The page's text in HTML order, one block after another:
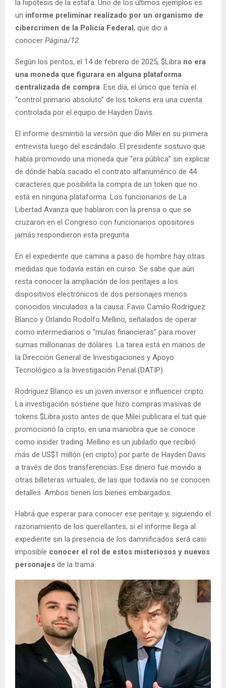
la hipótesis de la estafa. Uno de los últimos ejemplos es
un informe preliminar realizado por un organismo de
cibercrimen de la Policía Federal , que dio a
conocer Página/12.
Según los peritos, el 14 de febrero de 2025, $Libra no era
una moneda que figurara en alguna plataforma
centralizada de compra. Ese día, el único que tenía el
“control primario absoluto” de los tokens era una cuenta
controlada por el equipo de Hayden Davis.
El informe desmintió la versión que dio Milei en su primera
entrevista luego del escándalo. El presidente sostuvo que
había promovido una moneda que “era pública” sin explicar
de dónde había sacado el contrato alfanumérico de 44
caracteres que posibilita la compra de un token que no
está en ninguna plataforma. Los funcionarios de La
Libertad Avanza que hablaron con la prensa o que se
cruzaron en el Congreso con funcionarios opositores
jamás respondieron esta pregunta.
En el expediente que camina a paso de hombre hay otras
medidas que todavía están en curso. Se sabe que aún
resta conocer la ampliación de los peritajes a los
dispositivos electrónicos de dos personajes menos
conocidos vinculados a la causa: Favio Camilo Rodríguez
Blanco y Orlando Rodolfo Mellino, señalados de operar
como intermediarios o “mulas financieras” para mover
sumas millonarias de dólares. La tarea está en manos de
la Dirección General de Investigaciones y Apoyo
Tecnológico a la Investigación Penal (DATIP).
Rodríguez Blanco es un joven inversor e influencer cripto.
La investigación sostiene que hizo compras masivas de
tokens $Libra justo antes de que Milei publicara el tuit que
promocionó la cripto, en una maniobra que se conoce
como insider trading. Mellino es un jubilado que recibió
más de US$1 millón (en cripto) por parte de Hayden Davis
a través de dos transferencias. Ese dinero fue movido a
otras billeteras virtuales, de las que todavía no se conocen
detalles. Ambos tienen los bienes embargados.
Habrá que esperar para conocer ese peritaje y, siguiendo el
razonamiento de los querellantes, si el informe llega al
expediente sin la presencia de los damnificados será casi
imposible conocer el rol de estos misteriosos y nuevos
personajes de la trama.